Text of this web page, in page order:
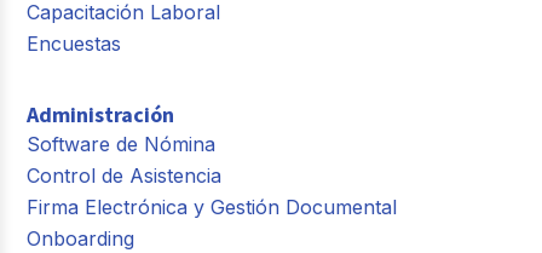
Capacitación Laboral
Encuestas
Administración
Software de Nómina
Control de Asistencia
Firma Electrónica y Gestión Documental
Onboarding